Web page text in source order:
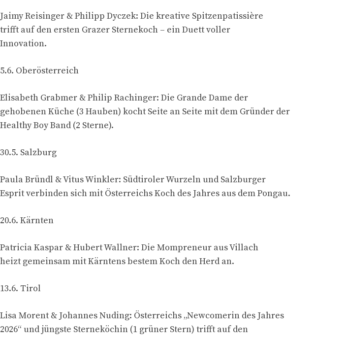
Jaimy Reisinger & Philipp Dyczek: Die kreative Spitzenpatissière
trifft auf den ersten Grazer Sternekoch – ein Duett voller
Innovation.
5.6. Oberösterreich
Elisabeth Grabmer & Philip Rachinger: Die Grande Dame der
gehobenen Küche (3 Hauben) kocht Seite an Seite mit dem Gründer der
Healthy Boy Band (2 Sterne).
30.5. Salzburg
Paula Bründl & Vitus Winkler: Südtiroler Wurzeln und Salzburger
Esprit verbinden sich mit Österreichs Koch des Jahres aus dem Pongau.
20.6. Kärnten
Patricia Kaspar & Hubert Wallner: Die Mompreneur aus Villach
heizt gemeinsam mit Kärntens bestem Koch den Herd an.
13.6. Tirol
Lisa Morent & Johannes Nuding: Österreichs „Newcomerin des Jahres
2026“ und jüngste Sterneköchin (1 grüner Stern) trifft auf den